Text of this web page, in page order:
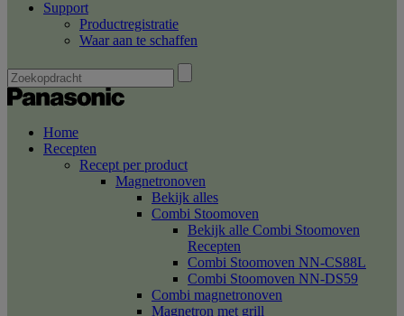
Support
Productregistratie
Waar aan te schaffen
Home
Recepten
Recept per product
Magnetronoven
Bekijk alles
Combi Stoomoven
Bekijk alle Combi Stoomoven
Recepten
Combi Stoomoven NN-CS88L
Combi Stoomoven NN-DS59
Combi magnetronoven
Magnetron met grill